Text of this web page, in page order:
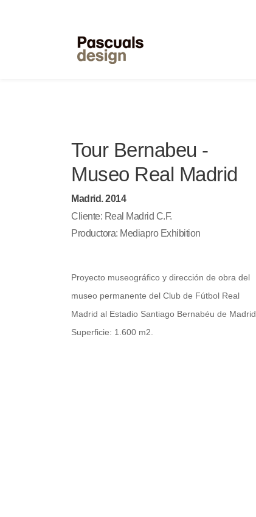
Tour Bernabeu -
Museo Real Madrid
Madrid. 2014
Cliente: Real Madrid C.F.
Productora: Mediapro Exhibition
Proyecto museográfico y dirección de obra del
museo permanente del Club de Fútbol Real
Madrid al Estadio Santiago Bernabéu de Madrid.
Superficie: 1.600 m2.